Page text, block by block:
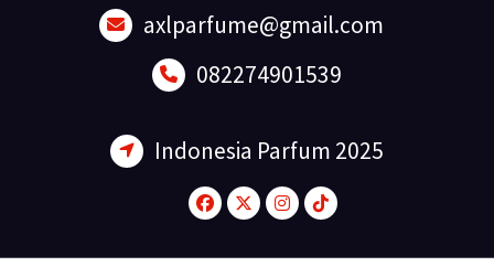
axlparfume@gmail.com
082274901539
Indonesia Parfum 2025